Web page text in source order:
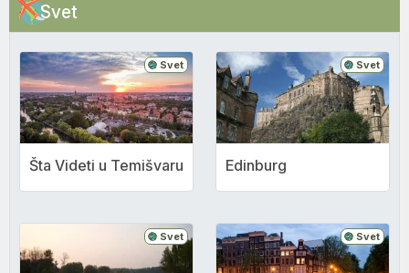
Svet
Svet
Šta Videti u Temišvaru
Svet
Edinburg
Svet Svet